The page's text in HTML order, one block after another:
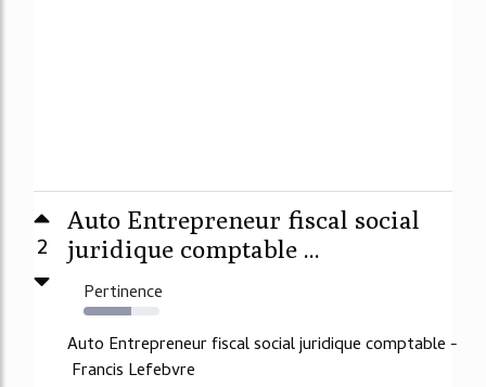
2
Auto Entrepreneur fiscal social
juridique comptable ...
Pertinence
63%
Auto Entrepreneur fiscal social juridique comptable -
Francis Lefebvre